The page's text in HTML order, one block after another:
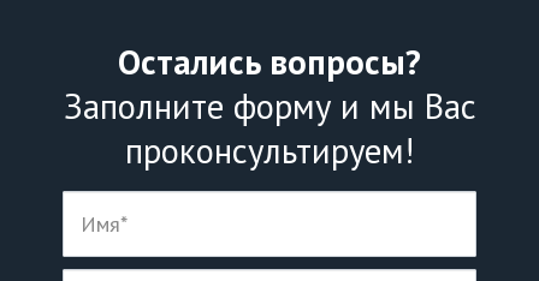
Остались вопросы?
Заполните форму и мы Вас
проконсультируем!